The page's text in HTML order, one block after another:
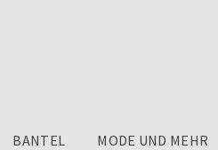
BANTEL MODE UND MEHR